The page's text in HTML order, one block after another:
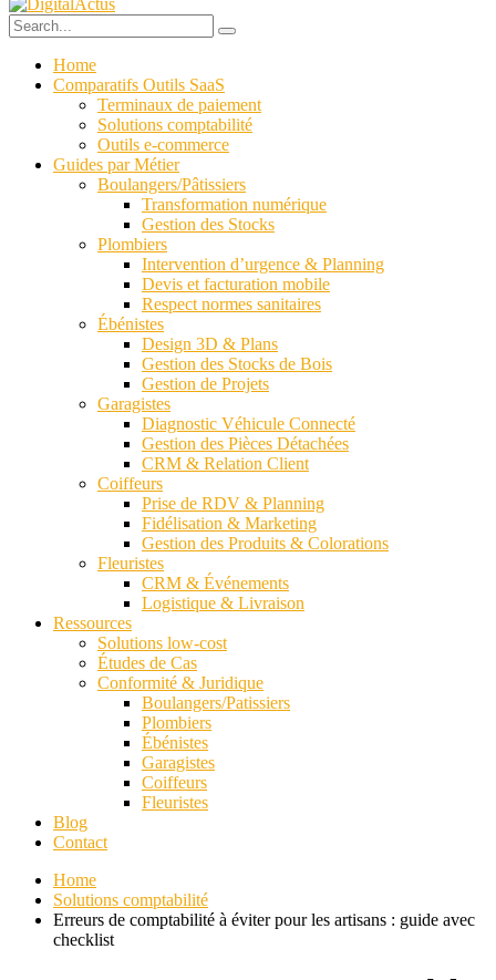
Home
Comparatifs Outils SaaS
Terminaux de paiement
Solutions comptabilité
Outils e-commerce
Guides par Métier
Boulangers/Pâtissiers
Transformation numérique
Gestion des Stocks
Plombiers
Intervention d’urgence & Planning
Devis et facturation mobile
Respect normes sanitaires
Ébénistes
Design 3D & Plans
Gestion des Stocks de Bois
Gestion de Projets
Garagistes
Diagnostic Véhicule Connecté
Gestion des Pièces Détachées
CRM & Relation Client
Coiffeurs
Prise de RDV & Planning
Fidélisation & Marketing
Gestion des Produits & Colorations
Fleuristes
CRM & Événements
Logistique & Livraison
Ressources
Solutions low-cost
Études de Cas
Conformité & Juridique
Boulangers/Patissiers
Plombiers
Ébénistes
Garagistes
Coiffeurs
Fleuristes
Blog
Contact
Home
Solutions comptabilité
Erreurs de comptabilité à éviter pour les artisans : guide avec
checklist